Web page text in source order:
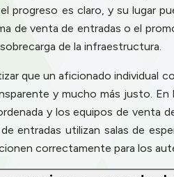
progreso es claro, y su lugar
de venta de entradas o el
de la infraestructura.
que un aficionado individual
y mucho más justo.
y los equipos de venta
entradas utilizan salas de
correctamente para los